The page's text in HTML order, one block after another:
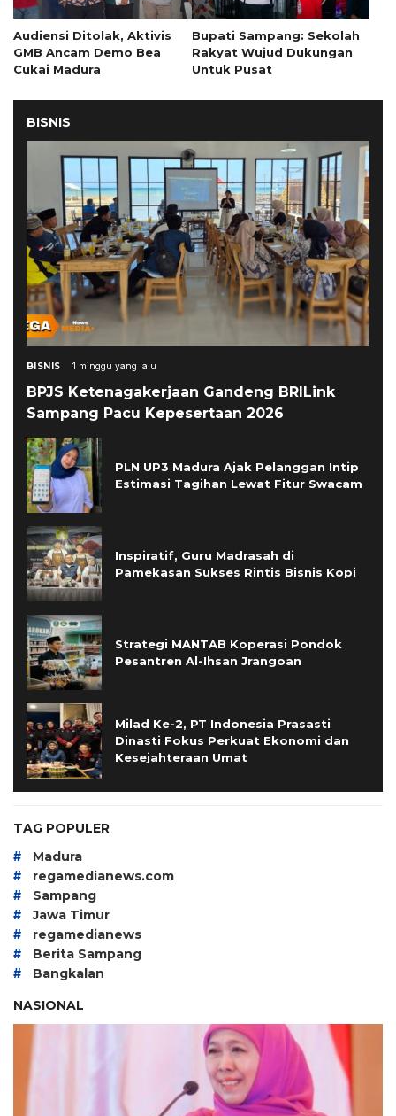
Audiensi Ditolak, Aktivis
GMB Ancam Demo Bea
Cukai Madura
Bupati Sampang: Sekolah
Rakyat Wujud Dukungan
Untuk Pusat
BISNIS
BISNIS 1 minggu yang lalu
BPJS Ketenagakerjaan Gandeng BRILink
Sampang Pacu Kepesertaan 2026
PLN UP3 Madura Ajak Pelanggan Intip
Estimasi Tagihan Lewat Fitur Swacam
Inspiratif, Guru Madrasah di
Pamekasan Sukses Rintis Bisnis Kopi
Strategi MANTAB Koperasi Pondok
Pesantren Al-Ihsan Jrangoan
Milad Ke-2, PT Indonesia Prasasti
Dinasti Fokus Perkuat Ekonomi dan
Kesejahteraan Umat
TAG POPULER
# Madura
# regamedianews.com
# Sampang
# Jawa Timur
# regamedianews
# Berita Sampang
#
Bangkalan
NASIONAL